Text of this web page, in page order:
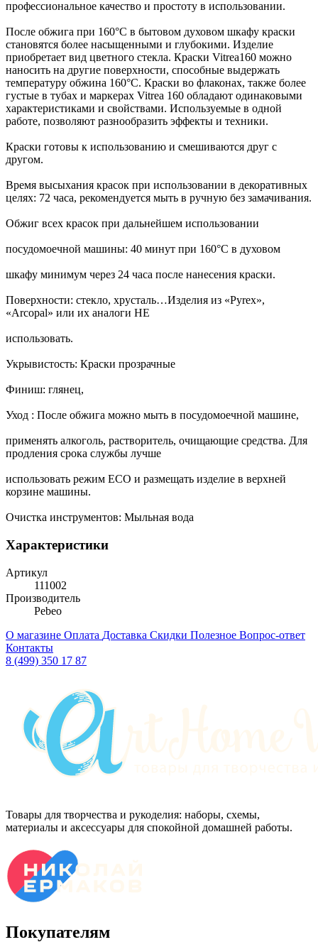
профессиональное качество и простоту в использовании.
После обжига при 160°C в бытовом духовом шкафу краски
становятся более насыщенными и глубокими. Изделие
приобретает вид цветного стекла. Краски Vitrea160 можно
наносить на другие поверхности, способные выдержать
температуру обжина 160°C. Краски во флаконах, также более
густые в тубах и маркерах Vitrea 160 обладают одинаковыми
характеристиками и свойствами. Используемые в одной
работе, позволяют разнообразить эффекты и техники.
Краски готовы к использованию и смешиваются друг с
другом.
Время высыхания красок при использовании в декоративных
целях: 72 часа, рекомендуется мыть в ручную без замачивания.
Обжиг всех красок при дальнейшем использовании
посудомоечной машины: 40 минут при 160°C в духовом
шкафу минимум через 24 часа после нанесения краски.
Поверхности: стекло, хрусталь…Изделия из «Pyrex»,
«Arcopal» или их аналоги НЕ
использовать.
Укрывистость: Краски прозрачные
Финиш: глянец,
Уход : После обжига можно мыть в посудомоечной машине,
применять алкоголь, растворитель, очищающие средства. Для
продления срока службы лучше
использовать режим ECO и размещать изделие в верхней
корзине машины.
Очистка инструментов: Мыльная вода
Характеристики
Артикул
111002
Производитель
Pebeo
О магазине Оплата Доставка Скидки Полезное Вопрос-ответ
Контакты
8 (499) 350 17 87
Товары для творчества и рукоделия: наборы, схемы,
материалы и аксессуары для спокойной домашней работы.
Покупателям